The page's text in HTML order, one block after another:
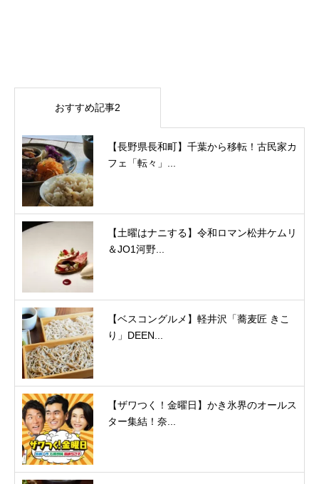
おすすめ記事2
【長野県長和町】千葉から移転！古民家カ
フェ「転々」...
【土曜はナニする】令和ロマン松井ケムリ
＆JO1河野...
【ベスコングルメ】軽井沢「蕎麦匠 きこ
り」DEEN...
【ザワつく！金曜日】かき氷界のオールス
ター集結！奈...